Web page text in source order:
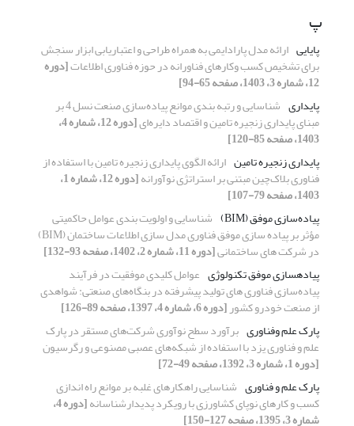
پ
پایایی ارائه مدل پارادایمی به همراه طراحی و اعتباریابی ابزار سنجش
برای تشخیص کسب وکارهای فناورانه در حوزه فناوری اطلاعات[دوره
12، شماره 3، 1403، صفحه 65-94]
پایداری
شناسایی و رتبه بندی موانع پیاده‌سازی صنعت نسل 4 بر
مبنای پایداری زنجیره تامین و اقتصاد دایره‌ای [دوره 12، شماره 4،
1403، صفحه 85-120]
پایداری زنجیره تامین ارائه الگوی پایداری زنجیره تامین با استفاده از
فناوری بلاک‌چین مبتنی بر استراتژی نوآورانه [دوره 12، شماره 1،
1403، صفحه 79-107]
پیاده‌سازی موفق (BIM)
شناسایی و اولویت بندی عوامل حاکمیتی
مؤثر بر پیاده سازی موفق فناوری مدل سازی اطلاعات ساختمان (BIM)
در شرکت های ساختمانی[دوره 11، شماره 2، 1402، صفحه 93-132]
پیادهسازی موفق تکنولوژی عوامل کلیدی موفقیت در فرآیند
پیاده‌سازی فناوری های تولید پیشرفته در بنگاه‌های صنعتی: شواهدی
از صنعت خودرو کشور[دوره 6، شماره 4، 1397، صفحه 89-126]
پارک علم وفناوری برآورد سطح نوآوری شرکت‌های مستقر در پارک
علم و فناوری یزد با استفاده از شبکه‌های عصبی مصنوعی و رگرسیون
[دوره 1، شماره 3، 1392، صفحه 49-72]
پارک علم و فناوری شناسایی راهکارهای غلبه بر موانع راه اندازی
کسب و کارهای نوپای کشاورزی با رویکرد پدیدارشناسانه [دوره 4،
شماره 3، 1395، صفحه 127-150]